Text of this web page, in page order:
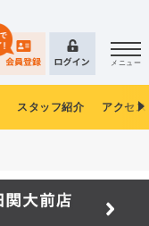
メニュー
スタッフ紹介 アクセ